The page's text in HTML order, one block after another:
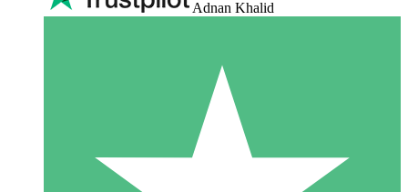
Adnan Khalid